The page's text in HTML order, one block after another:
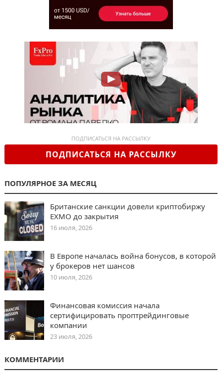
ПОДПИСАТЬСЯ НА РАССЫЛКУ
ПОДПИСАТЬСЯ НА РАССЫЛКУ
ПОПУЛЯРНОЕ ЗА МЕСЯЦ
Британские санкции довели криптобиржу
EXMO до закрытия
16 июля, 2026
В Европе началась война бонусов, в которой
у брокеров нет шансов
10 июля, 2026
Финансовая комиссия начала
сертифицировать проптрейдинговые
компании
23 июля, 2026
КОММЕНТАРИИ